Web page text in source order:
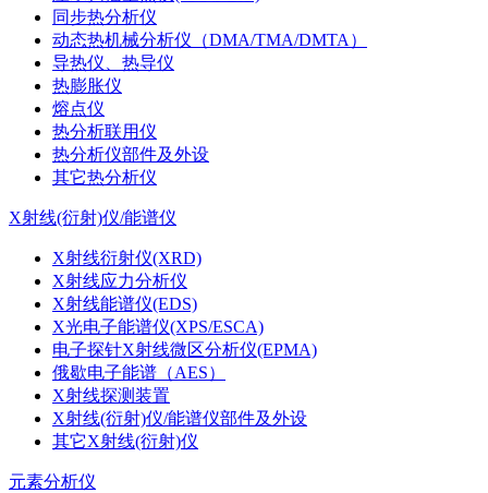
同步热分析仪
动态热机械分析仪（DMA/TMA/DMTA）
导热仪、热导仪
热膨胀仪
熔点仪
热分析联用仪
热分析仪部件及外设
其它热分析仪
X射线(衍射)仪/能谱仪
X射线衍射仪(XRD)
X射线应力分析仪
X射线能谱仪(EDS)
X光电子能谱仪(XPS/ESCA)
电子探针X射线微区分析仪(EPMA)
俄歇电子能谱（AES）
X射线探测装置
X射线(衍射)仪/能谱仪部件及外设
其它X射线(衍射)仪
元素分析仪